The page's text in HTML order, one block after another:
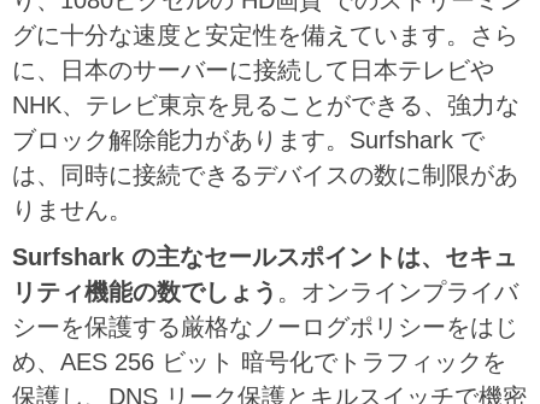
グに十分な速度と安定性を備えています。さら
に、日本のサーバーに接続して日本テレビや
NHK、テレビ東京を見ることができる、強力な
ブロック解除能力があります。Surfshark で
は、同時に接続できるデバイスの数に制限があ
りません。
Surfshark の主なセールスポイントは、セキュ
リティ機能の数でしょう 。オンラインプライバ
シーを保護する厳格なノーログポリシーをはじ
め、AES 256 ビット 暗号化でトラフィックを
保護し、DNS リーク保護とキルスイッチで機密